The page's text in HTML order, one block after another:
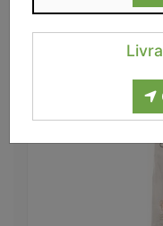
Hygiène et